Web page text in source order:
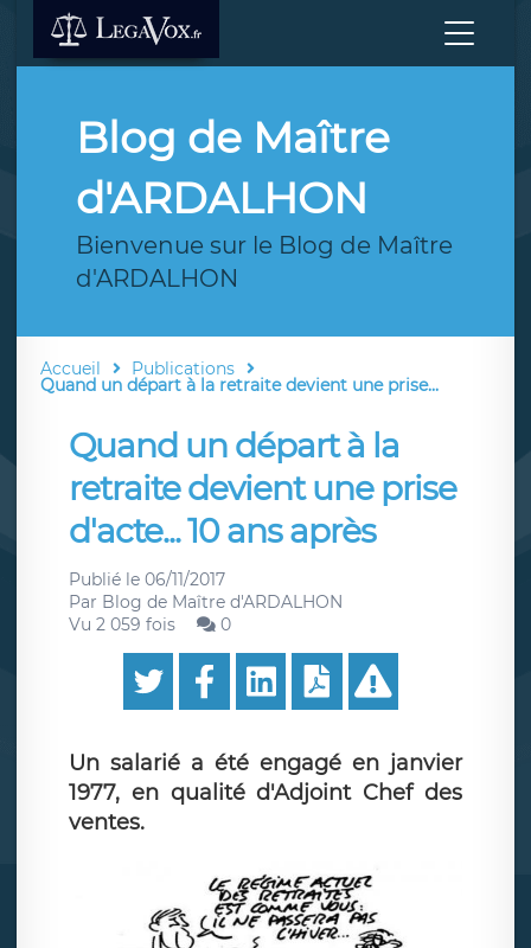
Blog de Maître
d'ARDALHON
Bienvenue sur le Blog de Maître
d'ARDALHON
Accueil Publications
Quand un départ à la retraite devient une prise...
Quand un départ à la
retraite devient une prise
d'acte... 10 ans après
Publié le 06/11/2017
Par Blog de Maître d'ARDALHON
Vu 2 059 fois
0
Un salarié a été engagé en janvier
1977, en qualité d'Adjoint Chef des
ventes.